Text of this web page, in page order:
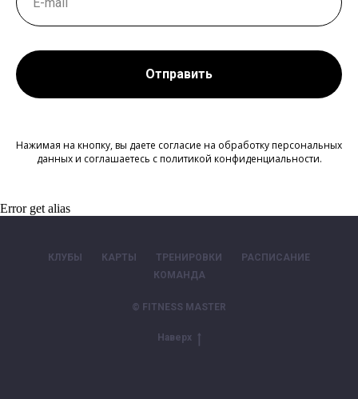
Отправить
Нажимая на кнопку, вы даете согласие на обработку персональных
данных и соглашаетесь c политикой конфиденциальности.
Error get alias
КЛУБЫ КАРТЫ ТРЕНИРОВКИ
РАСПИСАНИЕ
КОМАНДА
© FITNESS MASTER
Наверх